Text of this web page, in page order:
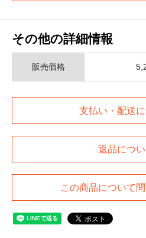
その他の詳細情報
販売価格
支払い・配送
返品につ
この商品について